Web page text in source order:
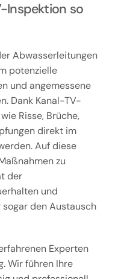
Inspektion so
Abwasserleitungen
potenzielle
und angemessene
Dank Kanal-TV-
Risse, Brüche,
direkt im
Auf diese
zu
der
und
den Austausch
Experten
Wir führen Ihre